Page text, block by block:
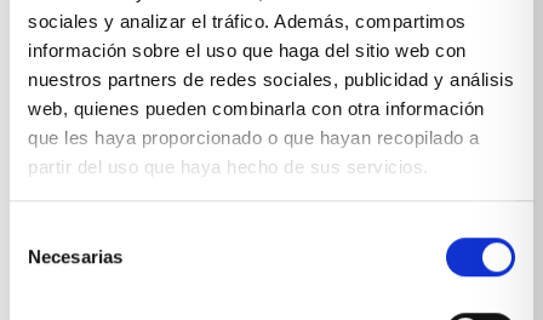
sociales y analizar el tráfico. Además, compartimos
información sobre el uso que haga del sitio web con
nuestros partners de redes sociales, publicidad y análisis
web, quienes pueden combinarla con otra información
que les haya proporcionado o que hayan recopilado a
partir del uso que haya hecho de sus servicios.
Necesarias